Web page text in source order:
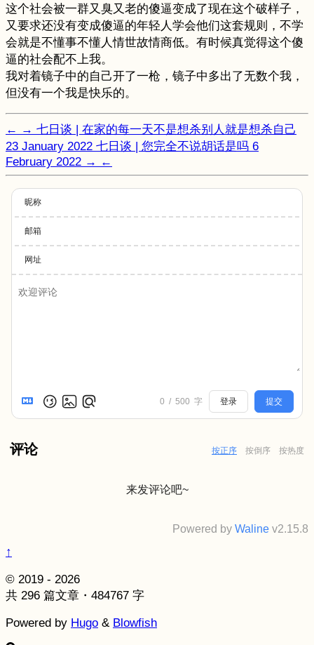
这个社会被一群又臭又老的傻逼变成了现在这个破样子，
又要求还没有变成傻逼的年轻人学会他们这套规则，不学
会就是不懂事不懂人情世故情商低。有时候真觉得这个傻
逼的社会配不上我。
我对着镜子中的自己开了一枪，镜子中多出了无数个我，
但没有一个我是快乐的。
← → 七日谈 | 在家的每一天不是想杀别人就是想杀自己
23 January 2022 七日谈 | 您完全不说胡话是吗 6
February 2022 → ←
昵称
邮箱
网址
0 / 500 字 登录 提交
评论 按正序 按倒序 按热度
来发评论吧~
Powered by Waline v2.15.8
↑
© 2019 - 2026
共 296 篇文章・484767 字
Powered by Hugo & Blowfish